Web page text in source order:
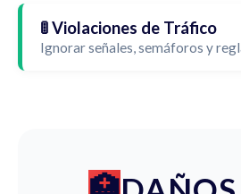
🚦 Violaciones de Tráfico
Ignorar señales, semáforos y